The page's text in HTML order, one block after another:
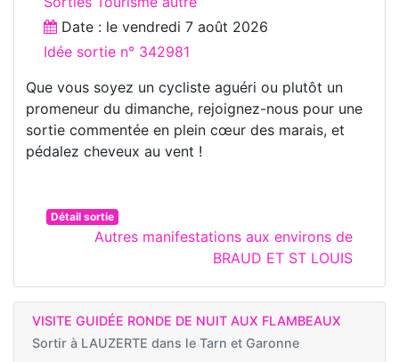
Date : le vendredi 7 août 2026
Idée sortie n° 342981
Que vous soyez un cycliste aguéri ou plutôt un
promeneur du dimanche, rejoignez-nous pour une
sortie commentée en plein cœur des marais, et
pédalez cheveux au vent !
Détail sortie
Autres manifestations aux environs de
BRAUD ET ST LOUIS
VISITE GUIDÉE RONDE DE NUIT AUX FLAMBEAUX
Sortir à LAUZERTE dans le Tarn et Garonne